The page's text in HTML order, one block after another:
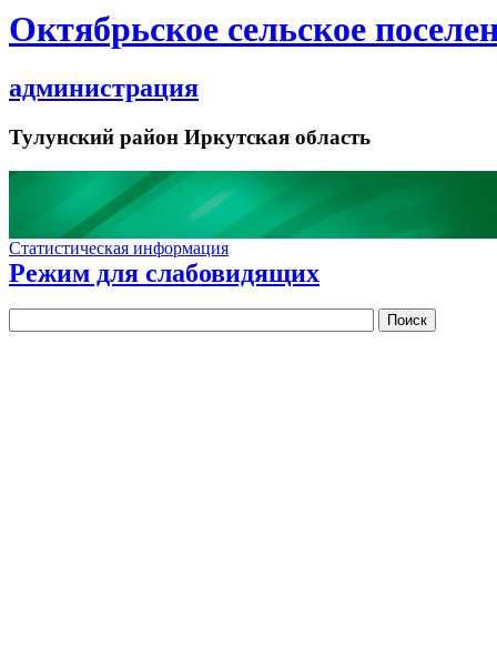
Октябрьское сельское
администрация
Тулунский район Иркутская область
Статистическая информация
Режим для слабовидящих